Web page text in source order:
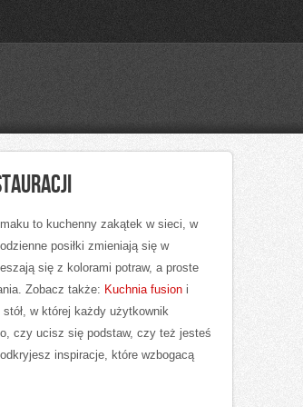
to kuchenny zakątek w sieci, w
posiłki zmieniają się w
się z kolorami potraw, a proste
Zobacz także: Kuchnia fusion i
w której każdy użytkownik
czy ucisz się podstaw, czy też jesteś
inspiracje, które wzbogacą